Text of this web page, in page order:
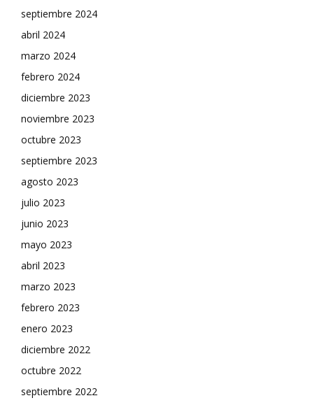
septiembre 2024
abril 2024
marzo 2024
febrero 2024
diciembre 2023
noviembre 2023
octubre 2023
septiembre 2023
agosto 2023
julio 2023
junio 2023
mayo 2023
abril 2023
marzo 2023
febrero 2023
enero 2023
diciembre 2022
octubre 2022
septiembre 2022